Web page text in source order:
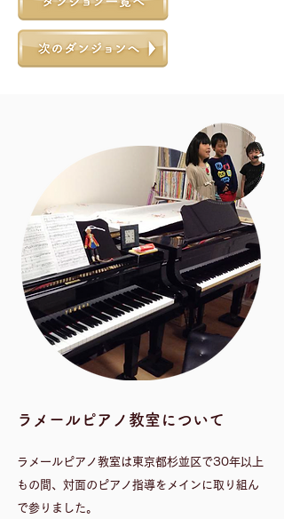
​ラメールピアノ教室について
ラメールピアノ教室は東京都杉並区で30年以上
もの間、対面のピアノ指導をメインに取り組ん
で参りました。